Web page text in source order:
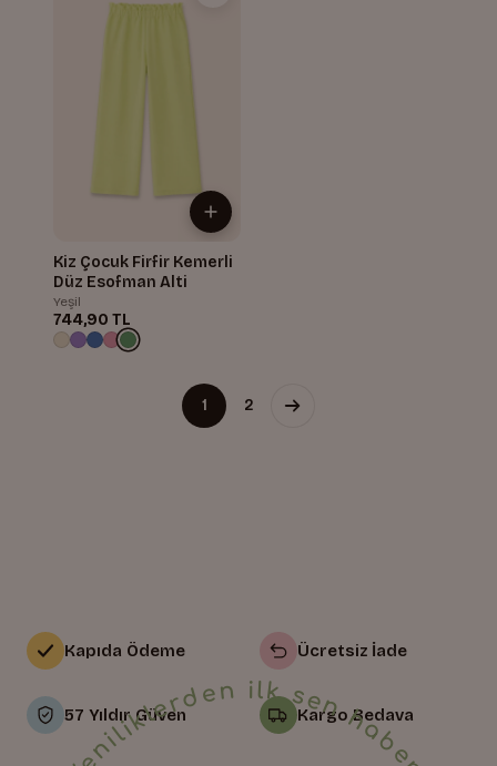
Kiz Çocuk Firfir Kemerli
Düz Esofman Alti
Yeşil
744,90 TL
1 2
Kapıda Ödeme
57 Yıldır Güven
Ücretsiz İade
Kargo Bedava